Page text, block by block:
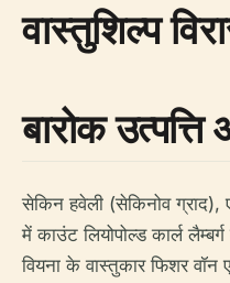
वास्तुशिल्प
बारोक उत्पत्ति
सेकिन हवेली (सेकिनोव ग्राद),
में काउंट लियोपोल्ड कार्ल
वियना के वास्तुकार फिशर वॉन